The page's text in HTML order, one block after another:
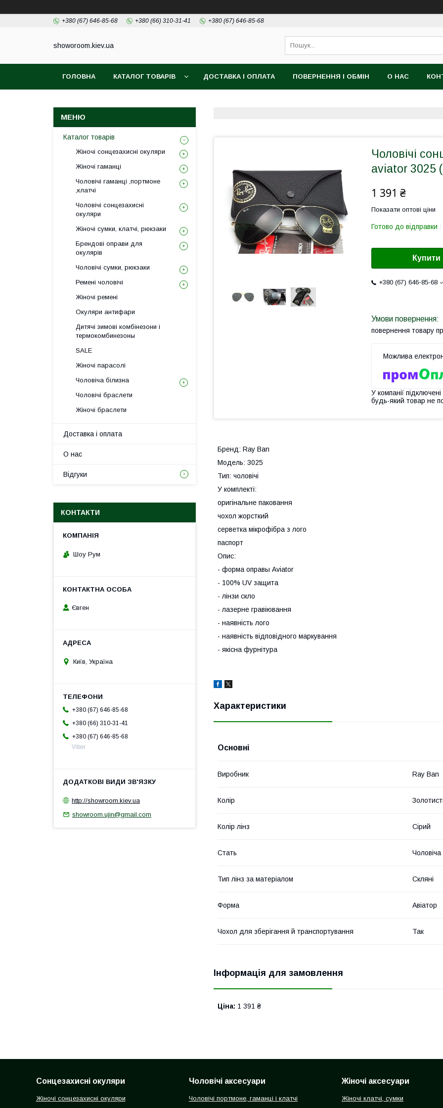
+380 (67) 646-85-68 +380 (66) 310-31-41 +380 (67) 646-85-68
showoroom.kiev.ua
ГОЛОВНА КАТАЛОГ ТОВАРІВ ДОСТАВКА І ОПЛАТА ПОВЕРНЕННЯ І ОБМІН О НАС
Чоловічі
aviator 3025
1 391 ₴
Показати оптові ціни
Готово до відправки
Купити
+380 (67) 646-85-68
повернення товару
У компанії
будь-який товар не
Бренд: Ray Ban
Модель: 3025
Тип: чоловічі
У комплекті:
оригінальне паковання
чохол жорсткий
серветка мікрофібра з лого
паспорт
Опис:
- форма оправы Aviator
- 100% UV защита
- лінзи скло
- лазерне гравіювання
- наявність лого
- наявність відповідного маркування
- якісна фурнітура
Характеристики
Основні
Виробник Ray Ban
Колір
Колір лінз Сірий
Стать Чоловіча
Тип лінз за матеріалом Скляні
Форма Авіатор
Чохол для зберігання й транспортування Так
Інформація для замовлення
Ціна: 1 391 ₴
Каталог товарів
Жіночі сонцезахисні окуляри
Жіночі гаманці
Чоловічі гаманці ,портмоне
,клатчі
Чоловічі сонцезахисні
окуляри
Жіночі сумки, клатчі, рюкзаки
Брендові оправи для
окулярів
Чоловічі сумки, рюкзаки
Ремені чоловічі
Жіночі ремені
Окуляри антифари
Дитячі зимові комбінезони і
термокомбинезоны
SALE
Жіночі парасолі
Чоловіча білизна
Чоловічі браслети
Жіночі браслети
Доставка і оплата
О нас
Відгуки
КОНТАКТИ
Шоу Рум
Євген
Київ, Україна
+380 (67) 646-85-68
+380 (66) 310-31-41
+380 (67) 646-85-68
Viber
http://showroom.kiev.ua
showroom.ujin@gmail.com
Сонцезахисні окуляри
Жіночі сонцезахисні окуляри
Чоловічі аксесуари
Чоловічі портмоне, гаманці і клатчі
Жіночі аксесуари
Жіночі клатчі, сумки